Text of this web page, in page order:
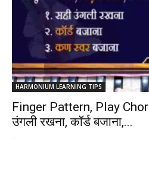
HARMONIUM LEARNING TIPS
Finger Pattern, Play
उंगली रखना, कॉर्ड बजाना,...
-